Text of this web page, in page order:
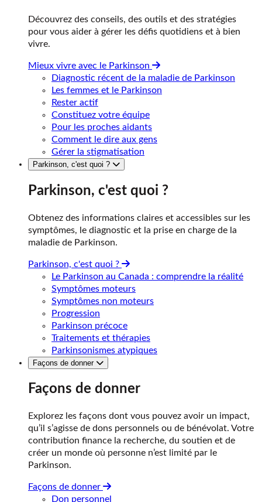
Découvrez des conseils, des outils et des stratégies
pour vous aider à gérer les défis quotidiens et à bien
vivre.
Mieux vivre avec le Parkinson
Diagnostic récent de la maladie de Parkinson
Les femmes et le Parkinson
Rester actif
Constituez votre équipe
Pour les proches aidants
Comment le dire aux gens
Gérer la stigmatisation
Parkinson, c'est quoi ?
Parkinson, c'est quoi ?
Obtenez des informations claires et accessibles sur les
symptômes, le diagnostic et la prise en charge de la
maladie de Parkinson.
Parkinson, c'est quoi ?
Le Parkinson au Canada : comprendre la réalité
Symptômes moteurs
Symptômes non moteurs
Progression
Parkinson précoce
Traitements et thérapies
Parkinsonismes atypiques
Façons de donner
Façons de donner
Explorez les façons dont vous pouvez avoir un impact,
qu’il s’agisse de dons personnels ou de bénévolat. Votre
contribution finance la recherche, du soutien et de
créer un monde où personne n’est limité par le
Parkinson.
Façons de donner
Don personnel